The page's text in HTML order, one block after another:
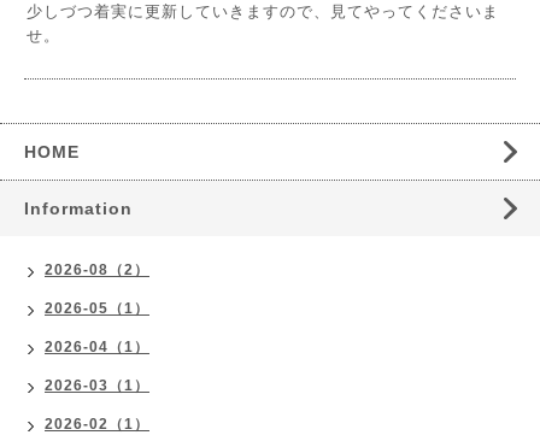
少しづつ着実に更新していきますので、見てやってくださいま
せ。
HOME
Information
2026-08（2）
2026-05（1）
2026-04（1）
2026-03（1）
2026-02（1）